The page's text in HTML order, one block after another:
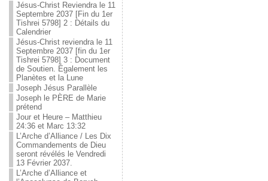
Jésus-Christ Reviendra le 11
Septembre 2037 [Fin du 1er
Tishrei 5798] 2 : Détails du
Calendrier
Jésus-Christ reviendra le 11
Septembre 2037 [fin du 1er
Tishrei 5798] 3 : Document
de Soutien. Également les
Planètes et la Lune
Joseph Jésus Parallèle
Joseph le PÈRE de Marie
prétend
Jour et Heure – Matthieu
24:36 et Marc 13:32
L’Arche d’Alliance / Les Dix
Commandements de Dieu
seront révélés le Vendredi
13 Février 2037.
L’Arche d’Alliance et